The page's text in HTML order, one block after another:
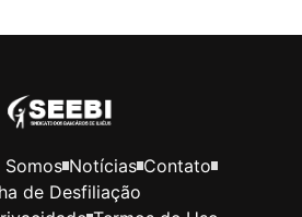
Somos Notícias Contato
de Desfiliação